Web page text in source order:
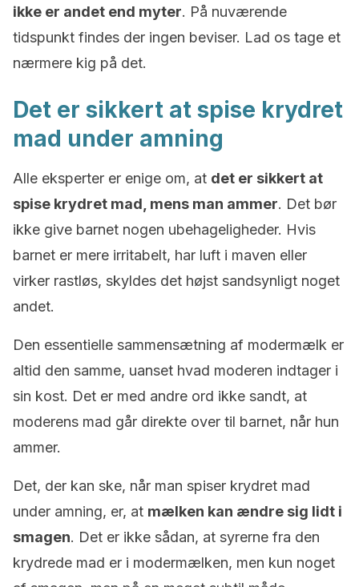
ikke er andet end myter. På nuværende
tidspunkt findes der ingen beviser. Lad os tage et
nærmere kig på det.
Det er sikkert at spise krydret
mad under amning
Alle eksperter er enige om, at det er sikkert at
spise krydret mad, mens man ammer. Det bør
ikke give barnet nogen ubehageligheder. Hvis
barnet er mere irritabelt, har luft i maven eller
virker rastløs, skyldes det højst sandsynligt noget
andet.
Den essentielle sammensætning af modermælk er
altid den samme, uanset hvad moderen indtager i
sin kost. Det er med andre ord ikke sandt, at
moderens mad går direkte over til barnet, når hun
ammer.
Det, der kan ske, når man spiser krydret mad
under amning, er, at mælken kan ændre sig lidt i
smagen. Det er ikke sådan, at syrerne fra den
krydrede mad er i modermælken, men kun noget